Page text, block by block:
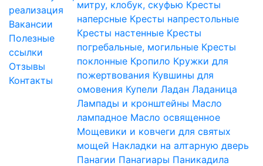
реализация
Вакансии
Полезные
ссылки
Отзывы
Контакты
митру, клобук, скуфью Кресты
наперсные Кресты напрестольные
Кресты настенные Кресты
погребальные, могильные Кресты
поклонные Кропило Кружки для
пожертвования Кувшины для
омовения Купели Ладан Ладаница
Лампады и кронштейны Масло
лампадное Масло освященное
Мощевики и ковчеги для святых
мощей Накладки на алтарную дверь
Панагии Панагиары Паникадила